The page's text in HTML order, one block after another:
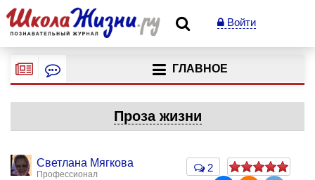
Войти
ГЛАВНОЕ
Проза жизни
Светлана Мягкова
Профессионал
2